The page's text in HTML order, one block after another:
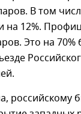
В том
на 12%.
Это на 70%
российскому